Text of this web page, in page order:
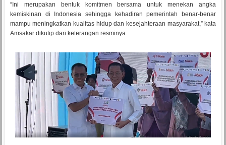
“Ini merupakan bentuk komitmen bersama untuk menekan angka
kemiskinan di Indonesia sehingga kehadiran pemerintah benar-benar
mampu meningkatkan kualitas hidup dan kesejahteraan masyarakat,” kata
Amsakar dikutip dari keterangan resminya.